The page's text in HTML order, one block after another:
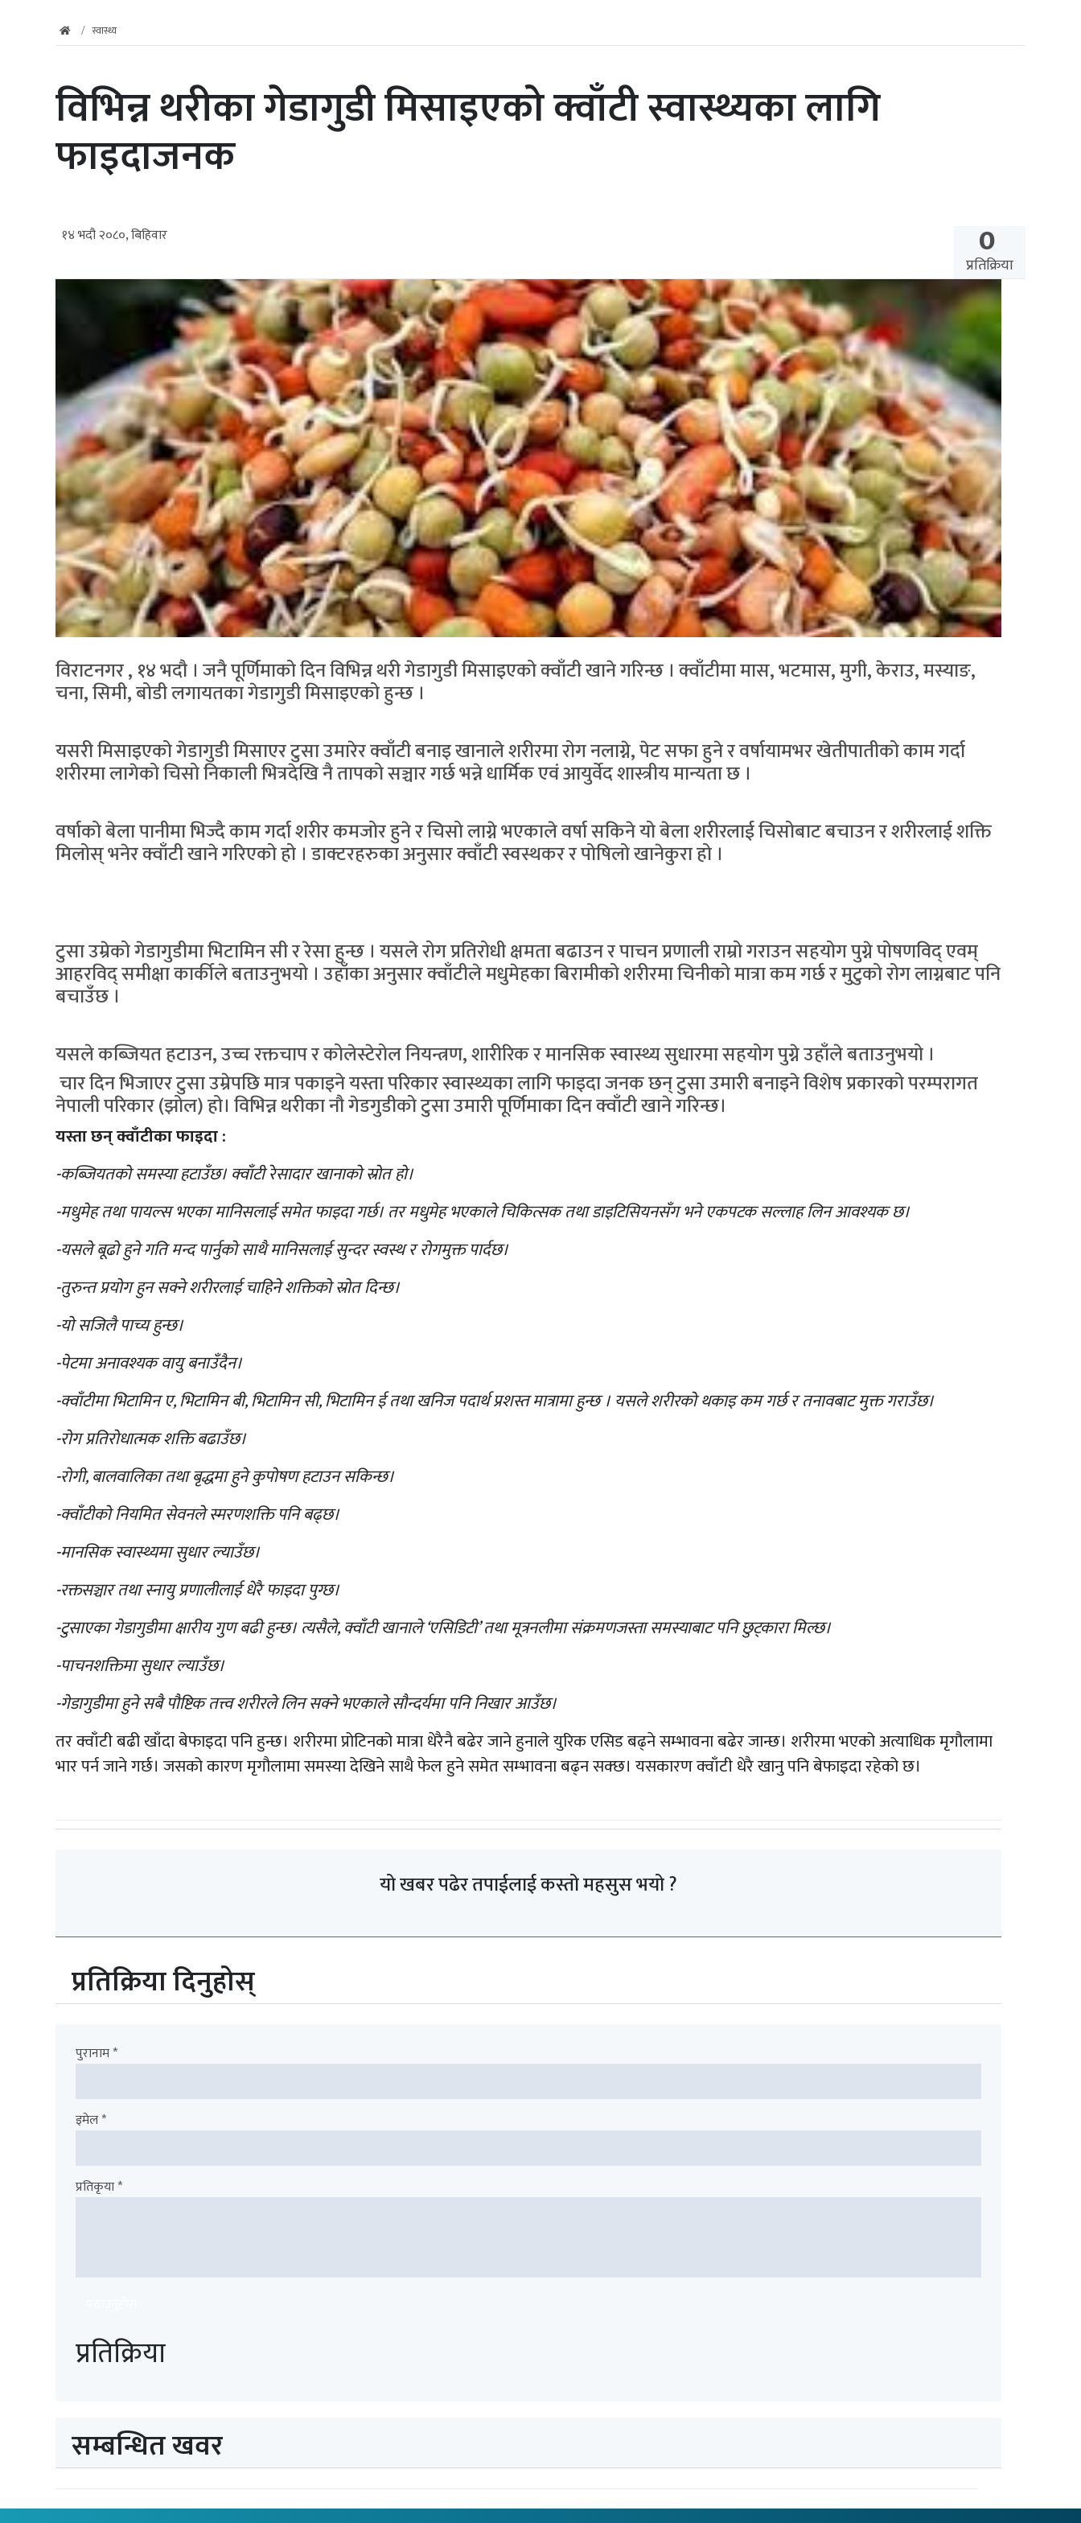
स्वास्थ्य
विभिन्न थरीका गेडागुडी मिसाइएको क्वाँटी स्वास्थ्यका लागि
फाइदाजनक
१४ भदौ २०८०, बिहिवार 0
प्रतिक्रिया
विराटनगर , १४ भदौ । जनै पूर्णिमाको दिन विभिन्न थरी गेडागुडी मिसाइएको क्वाँटी खाने गरिन्छ । क्वाँटीमा मास, भटमास, मुगी, केराउ, मस्याङ,
चना, सिमी, बोडी लगायतका गेडागुडी मिसाइएको हुन्छ ।
यसरी मिसाइएको गेडागुडी मिसाएर टुसा उमारेर क्वाँटी बनाइ खानाले शरीरमा रोग नलाग्ने, पेट सफा हुने र वर्षायामभर खेतीपातीको काम गर्दा
शरीरमा लागेको चिसो निकाली भित्रदेखि नै तापको सञ्चार गर्छ भन्ने धार्मिक एवं आयुर्वेद शास्त्रीय मान्यता छ ।
वर्षाको बेला पानीमा भिज्दै काम गर्दा शरीर कमजोर हुने र चिसो लाग्ने भएकाले वर्षा सकिने यो बेला शरीरलाई चिसोबाट बचाउन र शरीरलाई शक्ति
मिलोस् भनेर क्वाँटी खाने गरिएको हो । डाक्टरहरुका अनुसार क्वाँटी स्वस्थकर र पोषिलो खानेकुरा हो ।
टुसा उम्रेको गेडागुडीमा भिटामिन सी र रेसा हुन्छ । यसले रोग प्रतिरोधी क्षमता बढाउन र पाचन प्रणाली राम्रो गराउन सहयोग पुग्ने पोषणविद् एवम्
आहरविद् समीक्षा कार्कीले बताउनुभयो । उहाँका अनुसार क्वाँटीले मधुमेहका बिरामीको शरीरमा चिनीको मात्रा कम गर्छ र मुटुको रोग लाग्नबाट पनि
बचाउँछ ।
यसले कब्जियत हटाउन, उच्च रक्तचाप र कोलेस्टेरोल नियन्त्रण, शारीरिक र मानसिक स्वास्थ्य सुधारमा सहयोग पुग्ने उहाँले बताउनुभयो ।
चार दिन भिजाएर टुसा उम्रेपछि मात्र पकाइने यस्ता परिकार स्वास्थ्यका लागि फाइदा जनक छन् टुसा उमारी बनाइने विशेष प्रकारको परम्परागत
नेपाली परिकार (झोल) हो। विभिन्न थरीका नौ गेडगुडीको टुसा उमारी पूर्णिमाका दिन क्वाँटी खाने गरिन्छ।
यस्ता छन् क्वाँटीका फाइदा :
-कब्जियतको समस्या हटाउँछ। क्वाँटी रेसादार खानाको स्रोत हो।
-मधुमेह तथा पायल्स भएका मानिसलाई समेत फाइदा गर्छ। तर मधुमेह भएकाले चिकित्सक तथा डाइटिसियनसँग भने एकपटक सल्लाह लिन आवश्यक छ।
-यसले बूढो हुने गति मन्द पार्नुको साथै मानिसलाई सुन्दर स्वस्थ र रोगमुक्त पार्दछ।
-तुरुन्त प्रयोग हुन सक्ने शरीरलाई चाहिने शक्तिको स्रोत दिन्छ।
-यो सजिलै पाच्य हुन्छ।
-पेटमा अनावश्यक वायु बनाउँदैन।
-क्वाँटीमा भिटामिन ए, भिटामिन बी, भिटामिन सी, भिटामिन ई तथा खनिज पदार्थ प्रशस्त मात्रामा हुन्छ । यसले शरीरको थकाइ कम गर्छ र तनावबाट मुक्त गराउँछ।
-रोग प्रतिरोधात्मक शक्ति बढाउँछ।
-रोगी, बालवालिका तथा बृद्धमा हुने कुपोषण हटाउन सकिन्छ।
-क्वाँटीको नियमित सेवनले स्मरणशक्ति पनि बढ्छ।
-मानसिक स्वास्थ्यमा सुधार ल्याउँछ।
-रक्तसञ्चार तथा स्नायु प्रणालीलाई धेरै फाइदा पुग्छ।
-टुसाएका गेडागुडीमा क्षारीय गुण बढी हुन्छ। त्यसैले, क्वाँटी खानाले ‘एसिडिटी’ तथा मूत्रनलीमा संक्रमणजस्ता समस्याबाट पनि छुट्कारा मिल्छ।
-पाचनशक्तिमा सुधार ल्याउँछ।
-गेडागुडीमा हुने सबै पौष्टिक तत्त्व शरीरले लिन सक्ने भएकाले सौन्दर्यमा पनि निखार आउँछ।
तर क्वाँटी बढी खाँदा बेफाइदा पनि हुन्छ। शरीरमा प्रोटिनको मात्रा धेरैनै बढेर जाने हुनाले युरिक एसिड बढ्ने सम्भावना बढेर जान्छ। शरीरमा भएको अत्याधिक मृगौलामा
भार पर्न जाने गर्छ। जसको कारण मृगौलामा समस्या देखिने साथै फेल हुने समेत सम्भावना बढ्न सक्छ। यसकारण क्वाँटी धेरै खानु पनि बेफाइदा रहेको छ।
यो खबर पढेर तपाईलाई कस्तो महसुस भयो ?
प्रतिक्रिया दिनुहोस्
पुरानाम *
इमेल *
प्रतिकृया *
प्रतिक्रिया
सम्बन्धित खवर